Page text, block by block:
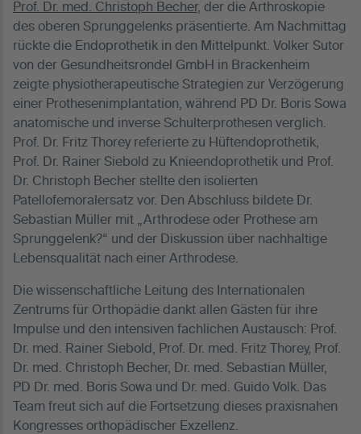
Prof. Dr. med. Christoph Becher, der die Arthroskopie
des oberen Sprunggelenks präsentierte. Am Nachmittag
rückte die Endoprothetik in den Mittelpunkt. Volker Sutor
von der Gesundheitsrondel GmbH in Brackenheim
zeigte physiotherapeutische Strategien zur Verzögerung
einer Prothesenimplantation, während PD Dr. Boris Sowa
anatomische und inverse Schulterprothesen verglich.
Prof. Dr. Fritz Thorey referierte zu Hüftendoprothetik,
Prof. Dr. Rainer Siebold zu Knieendoprothetik und Prof.
Dr. Christoph Becher stellte den isolierten
Patellofemoralersatz vor. Den Abschluss bildete Dr.
Sebastian Müller mit „Arthrodese oder Prothese am
Sprunggelenk?“ und der Diskussion über nachhaltige
Lebensqualität nach einer Arthrodese.
Die wissenschaftliche Leitung des Internationalen
Zentrums für Orthopädie dankt allen Gästen für ihre
Impulse und den intensiven fachlichen Austausch: Prof.
Dr. med. Rainer Siebold, Prof. Dr. med. Fritz Thorey, Prof.
Dr. med. Christoph Becher, Dr. med. Sebastian Müller,
PD Dr. med. Boris Sowa und Dr. med. Guido Volk. Das
Team freut sich auf die Fortsetzung dieses praxisnahen
Kongresses orthopädischer Exzellenz.